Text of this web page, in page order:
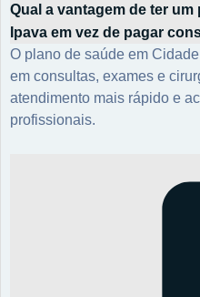
Qual a vantagem de ter
Ipava em vez de pagar
O plano de saúde em
em consultas, exames e
atendimento mais rápido e
profissionais.